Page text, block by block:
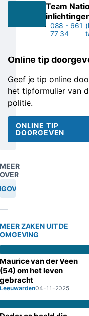
Team
088 - 661
77 34
Online tip
Geef je tip online
het tipformulier van
politie.
ONLINE TIP
DOORGEVEN
MEER
OVER
MEER ZAKEN UIT DE
OMGEVING
Maurice van der Veen
(54) om het leven
gebracht
Leeuwarden04-11-2025